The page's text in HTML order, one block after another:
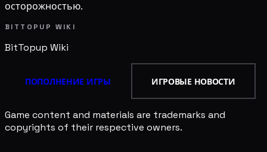
осторожностью.
BITTOPUP WIKI
BitTopup Wiki
ПОПОЛНЕНИЕ ИГРЫ ИГРОВЫЕ НОВОСТИ
Game content and materials are trademarks and
copyrights of their respective owners.